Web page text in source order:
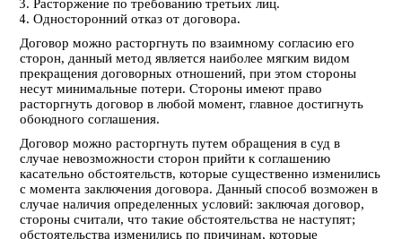
Расторжение по требованию третьих лиц.
Односторонний отказ от договора.
Договор можно расторгнуть по взаимному согласию его
сторон, данный метод является наиболее мягким видом
прекращения договорных отношений, при этом стороны
несут минимальные потери. Стороны имеют право
расторгнуть договор в любой момент, главное достигнуть
обоюдного соглашения.
Договор можно расторгнуть путем обращения в суд в
случае невозможности сторон прийти к соглашению
касательно обстоятельств, которые существенно изменились
с момента заключения договора. Данный способ возможен в
случае наличия определенных условий: заключая договор,
стороны считали, что такие обстоятельства не наступят;
обстоятельства изменились по причинам, которые